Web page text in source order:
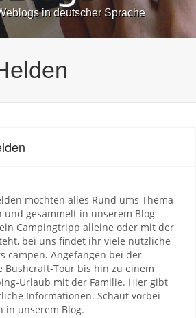
in deutscher Sprache
möchten alles Rund ums Thema
und gesammelt in unserem Blog
Campingtripp alleine oder mit der
bei uns findet ihr viele nützliche
campen. Angefangen bei der
Bushcraft-Tour bis hin zu einem
Urlaub mit der Familie. Hier gibt
Informationen. Schaut vorbei
in unserem Blog.